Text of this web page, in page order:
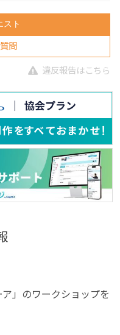
スト
問
違反報告はこちら
」のワークショップを